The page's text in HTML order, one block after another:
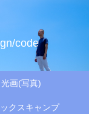
code
光画(写真)
クスキャンプ